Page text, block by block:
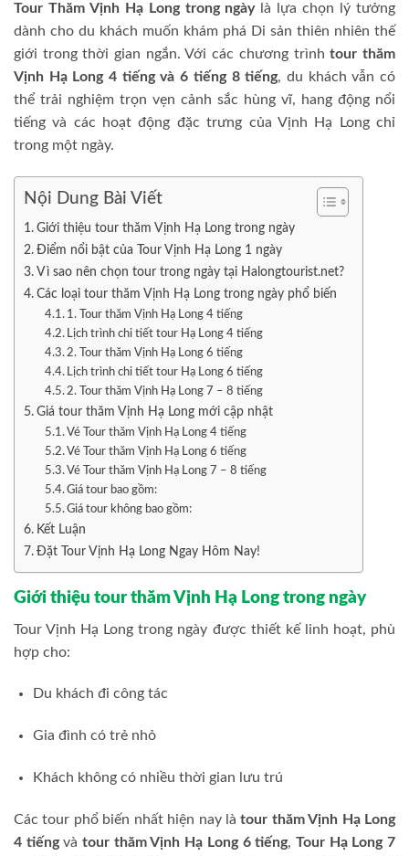
Tour Thăm Vịnh Hạ Long trong ngàylà lựa chọn lý tưởng
dành cho du khách muốn khám phá Di sản thiên nhiên thế
giới trong thời gian ngắn. Với các chương trìnhtour thăm
Vịnh Hạ Long 4 tiếng và 6 tiếng 8 tiếng, du khách vẫn có
thể trải nghiệm trọn vẹn cảnh sắc hùng vĩ, hang động nổi
tiếng và các hoạt động đặc trưng của Vịnh Hạ Long chỉ
trong một ngày.
Nội Dung Bài Viết
Giới thiệu tour thăm Vịnh Hạ Long trong ngày
Điểm nổi bật của Tour Vịnh Hạ Long 1 ngày
Vì sao nên chọn tour trong ngày tại Halongtourist.net?
Các loại tour thăm Vịnh Hạ Long trong ngày phổ biến
1. Tour thăm Vịnh Hạ Long 4 tiếng
Lịch trình chi tiết tour Hạ Long 4 tiếng
2. Tour thăm Vịnh Hạ Long 6 tiếng
Lịch trình chi tiết tour Hạ Long 6 tiếng
2. Tour thăm Vịnh Hạ Long 7 – 8 tiếng
Giá tour thăm Vịnh Hạ Long mới cập nhật
Vé Tour thăm Vịnh Hạ Long 4 tiếng
Vé Tour thăm Vịnh Hạ Long 6 tiếng
Vé Tour thăm Vịnh Hạ Long 7 – 8 tiếng
Giá tour bao gồm:
Giá tour không bao gồm:
Kết Luận
Đặt Tour Vịnh Hạ Long Ngay Hôm Nay!
Giới thiệu tour thăm Vịnh Hạ Long trong ngày
Tour Vịnh Hạ Long trong ngày được thiết kế linh hoạt, phù
hợp cho:
Du khách đi công tác
Gia đình có trẻ nhỏ
Khách không có nhiều thời gian lưu trú
Các tour phổ biến nhất hiện nay làtour thăm Vịnh Hạ Long
4 tiếngvàtour thăm Vịnh Hạ Long 6 tiếng, Tour Hạ Long 7